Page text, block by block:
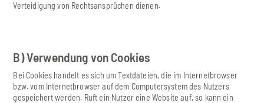
Verteidigung von Rechtsansprüchen dienen.
B) Verwendung von Cookies
Bei Cookies handelt es sich um Textdateien, die im Internetbrowser
bzw. vom Internetbrowser auf dem Computersystem des Nutzers
gespeichert werden. Ruft ein Nutzer eine Website auf, so kann ein